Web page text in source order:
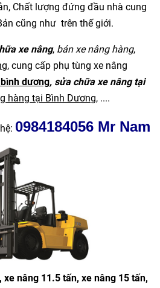
Chất lượng đứng đầu nhà cung
cũng như trên thế giới.
xe nâng, bán xe nâng hàng,
, cung cấp phụ tùng xe nâng
dương, sửa chữa xe nâng tại
hàng tại Bình Dương, ....
0984184056 Mr Nam
xe nâng 11.5 tấn, xe nâng 15 tấn,